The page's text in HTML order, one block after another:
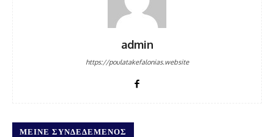
admin
https://poulatakefalonias.website
ΜΕΊΝΕ ΣΥΝΔΕΔΕΜΈΝΟΣ